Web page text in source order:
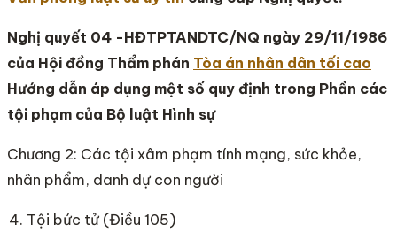
Nghị quyết 04 -HĐTPTANDTC/NQ ngày 29/11/1986
của Hội đồng Thẩm phán Tòa án nhân dân tối cao
Hướng dẫn áp dụng một số quy định trong Phần các
tội phạm của Bộ luật Hình sự
Chương 2: Các tội xâm phạm tính mạng, sức khỏe,
nhân phẩm, danh dự con người
Tội bức tử (Điều 105)